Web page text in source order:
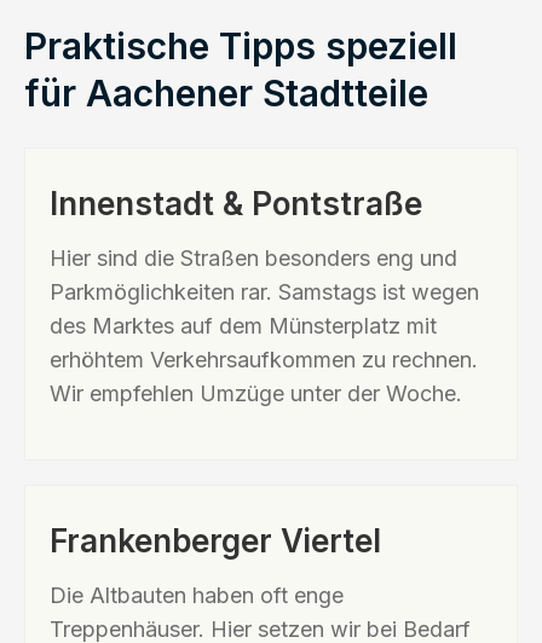
Praktische Tipps speziell
für Aachener Stadtteile
Innenstadt & Pontstraße
Hier sind die Straßen besonders eng und
Parkmöglichkeiten rar. Samstags ist wegen
des Marktes auf dem Münsterplatz mit
erhöhtem Verkehrsaufkommen zu rechnen.
Wir empfehlen Umzüge unter der Woche.
Frankenberger Viertel
Die Altbauten haben oft enge
Treppenhäuser. Hier setzen wir bei Bedarf